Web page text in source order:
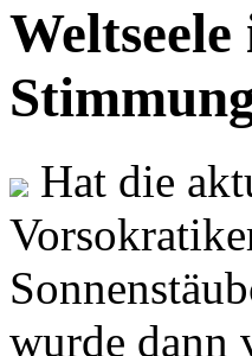
Hat die
wurde dann